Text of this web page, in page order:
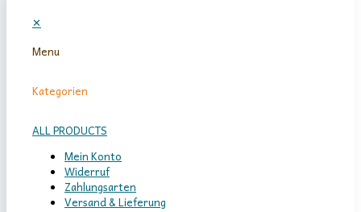
✕
Menu
Kategorien
ALL PRODUCTS
Mein Konto
Widerruf
Zahlungsarten
Versand & Lieferung